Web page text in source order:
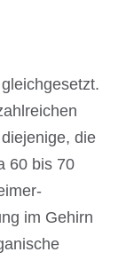
die
60 bis 70
im Gehirn